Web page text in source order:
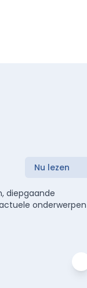
Nu lezen
diepgaande
onderwerpen